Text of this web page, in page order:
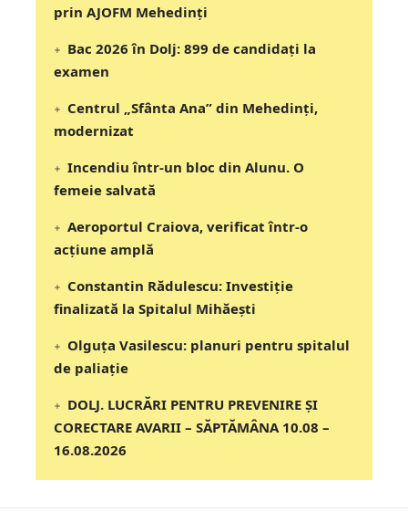
prin AJOFM Mehedinți
Bac 2026 în Dolj: 899 de candidați la
examen
Centrul „Sfânta Ana” din Mehedinți,
modernizat
Incendiu într-un bloc din Alunu. O
femeie salvată
Aeroportul Craiova, verificat într-o
acțiune amplă
Constantin Rădulescu: Investiție
finalizată la Spitalul Mihăești
Olguța Vasilescu: planuri pentru spitalul
de paliație
DOLJ. LUCRĂRI PENTRU PREVENIRE ȘI
CORECTARE AVARII – SĂPTĂMÂNA 10.08 –
16.08.2026